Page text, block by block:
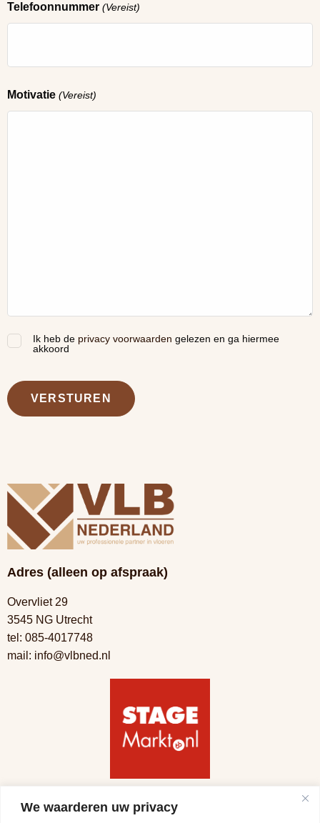
We waarderen uw privacy
Telefoonnummer (Vereist)
Motivatie (Vereist)
(Vereist)Ik heb de privacy voorwaarden gelezen en ga hiermee
akkoord
VERSTUREN
Adres (alleen op afspraak)
Overvliet 29
3545 NG Utrecht
tel: 085-4017748
mail: info@vlbned.nl
Volg ons